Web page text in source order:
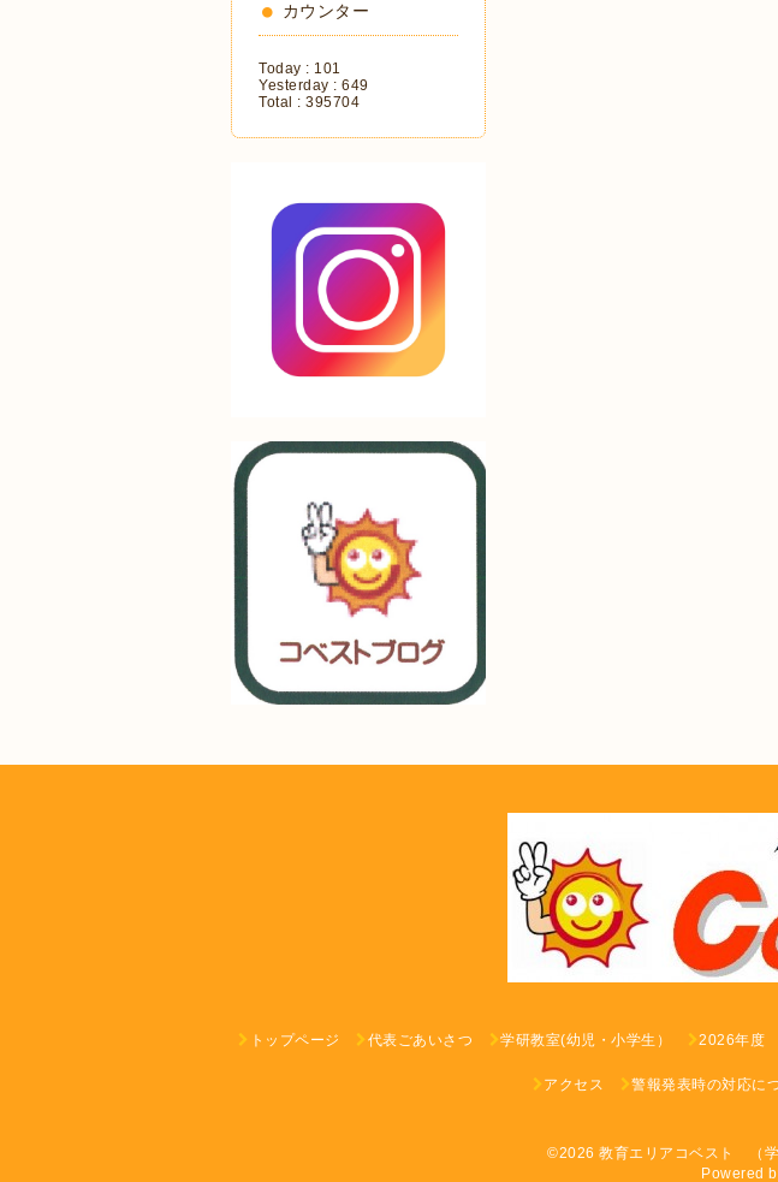
カウンター
Today : 101
Yesterday : 649
Total : 395704
トップページ 代表ごあいさつ 学研教室(幼児・小学生） 2026年度
アクセス 警報発表時の対応に
©2026教育エリアコベスト （学
Powered